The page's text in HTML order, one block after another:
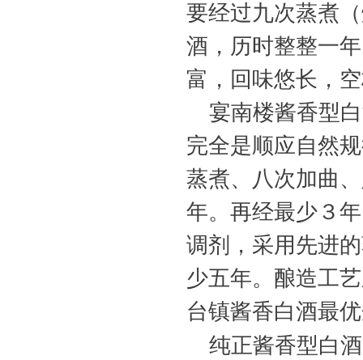
要经过九次蒸煮
酒，历时整整一
富，回味悠长，
宴南楼酱香型
完全是顺应自然
蒸煮、八次加曲
年。再经最少３
调剂，采用先进
少五年。酿造工
台镇酱香白酒最
纯正酱香型白